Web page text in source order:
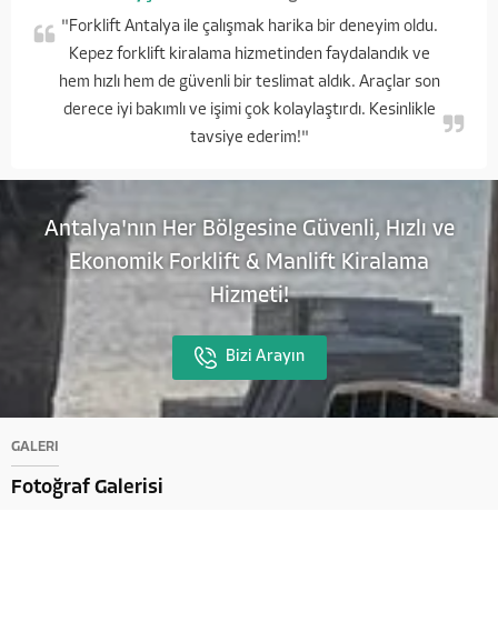
"Forklift Antalya ile çalışmak harika bir deneyim oldu.
Kepez forklift kiralama hizmetinden faydalandık ve
hem hızlı hem de güvenli bir teslimat aldık. Araçlar son
derece iyi bakımlı ve işimi çok kolaylaştırdı. Kesinlikle
tavsiye ederim!"
Antalya'nın Her Bölgesine Güvenli, Hızlı ve
Ekonomik Forklift & Manlift Kiralama
Hizmeti!
Bizi Arayın
GALERİ
Fotoğraf Galerisi